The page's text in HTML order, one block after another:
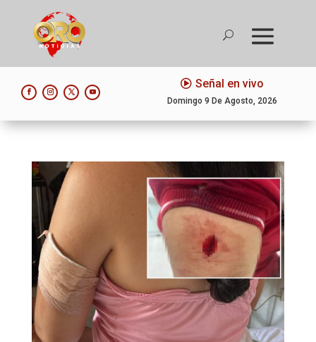
Señal en vivo
Domingo 9 De Agosto, 2026